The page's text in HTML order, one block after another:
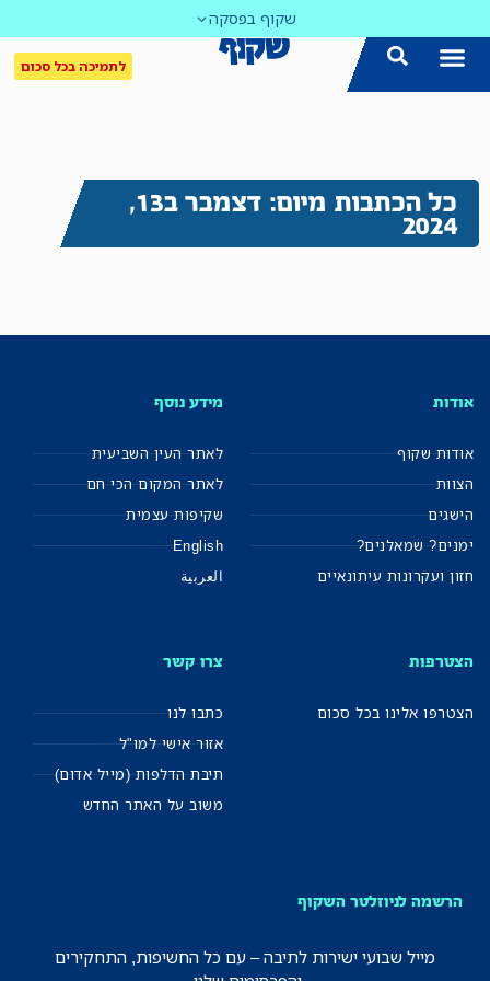
שקוף בפסקה
לתמיכה בכל סכום
כל הכתבות מיום: דצמבר ב13,
2024
אודות
אודות שקוף
הצוות
הישגים
ימנים? שמאלנים?
חזון ועקרונות עיתונאיים
מידע נוסף
לאתר העין השביעית
לאתר המקום הכי חם
שקיפות עצמית
English
العربية
הצטרפות
הצטרפו אלינו בכל סכום
צרו קשר
כתבו לנו
אזור אישי למו"ל
תיבת הדלפות (מייל אדום)
משוב על האתר החדש
הרשמה לניוזלטר השקוף
מייל שבועי ישירות לתיבה – עם כל החשיפות, התחקירים